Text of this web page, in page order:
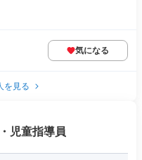
気になる
を見る
児童指導員